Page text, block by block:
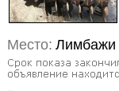
Место: Лимбажи